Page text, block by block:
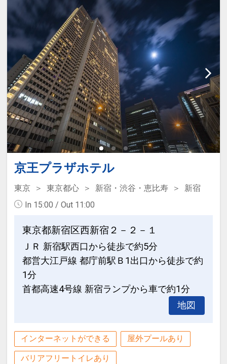
します。
◇25階のレストランからは新宿の夜景を
一望できます。
◇ホテルレストランに加え、ビル内には
多数のレストラン・カフェ・バーなどが
あります。
◇本館1階に24時間営業のファミリーマ
ートがございます。
◇充実の館内施設・館内設備で長期滞在
にも便利にご利用いただけます。
設定期間：2026年4月1日～2026年9月
インターネットコース番号：DP-1-
17458098
京王プラザホテル
東京 東京都心 新宿・渋谷・恵比寿
新宿
In 15:00 / Out 11:00
東京都新宿区西新宿２－２－１
ＪＲ 新宿駅西口から徒歩で約5分
都営大江戸線 都庁前駅Ｂ1出口から徒歩で約
1分
首都高速4号線 新宿ランプから車で約1分
地図
インターネットができる 屋外プールあり
バリアフリートイレあり